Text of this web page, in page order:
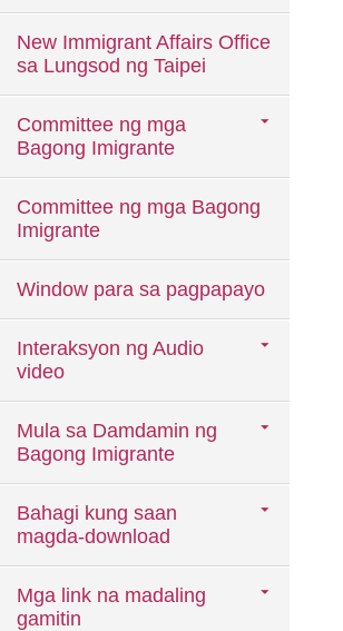
New Immigrant Affairs Office
sa Lungsod ng Taipei
Committee ng mga
Bagong Imigrante
Committee ng mga Bagong
Imigrante
Window para sa pagpapayo
Interaksyon ng Audio
video
Mula sa Damdamin ng
Bagong Imigrante
Bahagi kung saan
magda-download
Mga link na madaling
gamitin